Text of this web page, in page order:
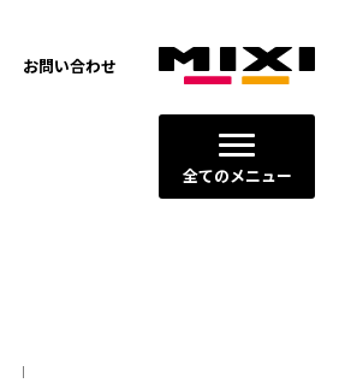
全てのメニュー
お問い合わせ